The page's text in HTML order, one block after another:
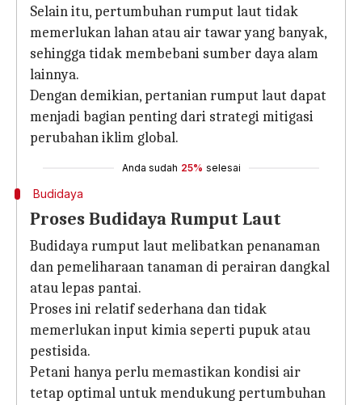
Selain itu, pertumbuhan rumput laut tidak
memerlukan lahan atau air tawar yang banyak,
sehingga tidak membebani sumber daya alam
lainnya.
Dengan demikian, pertanian rumput laut dapat
menjadi bagian penting dari strategi mitigasi
perubahan iklim global.
Anda sudah 25% selesai
Budidaya
Proses Budidaya Rumput Laut
Budidaya rumput laut melibatkan penanaman
dan pemeliharaan tanaman di perairan dangkal
atau lepas pantai.
Proses ini relatif sederhana dan tidak
memerlukan input kimia seperti pupuk atau
pestisida.
Petani hanya perlu memastikan kondisi air
tetap optimal untuk mendukung pertumbuhan